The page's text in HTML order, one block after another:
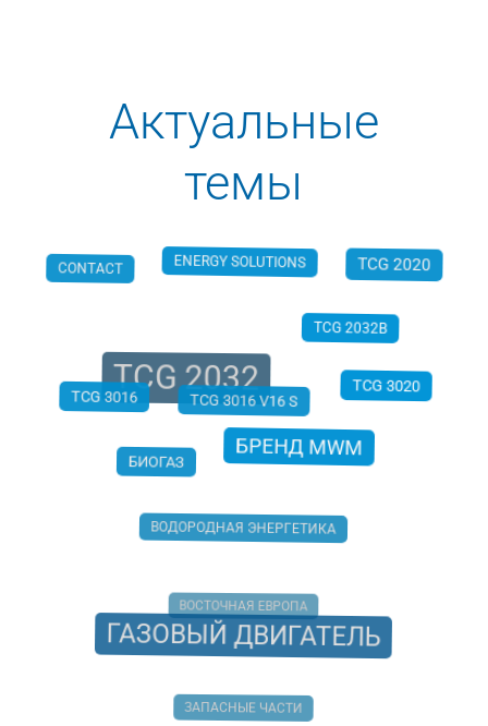
Актуальные
темы
CONTACT ENERGY SOLUTIONS
TCG 2020
TCG 2032 TCG 2032B
TCG 3016
TCG 3016 V16 S
TCG 3020
БИОГАЗ БРЕНД MWM
ВОДОРОДНАЯ ЭНЕРГЕТИКА
ВОСТОЧНАЯ ЕВРОПА
ГАЗОВЫЙ ДВИГАТЕЛЬ
ЗАПАСНЫЕ ЧАСТИ